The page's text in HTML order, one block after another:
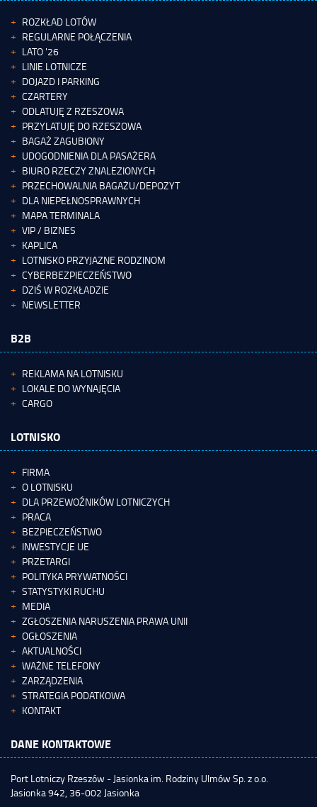
ROZKŁAD LOTÓW
REGULARNE POŁĄCZENIA
LATO '26
LINIE LOTNICZE
DOJAZD I PARKING
CZARTERY
ODLATUJĘ Z RZESZOWA
PRZYLATUJĘ DO RZESZOWA
BAGAŻ ZAGUBIONY
UDOGODNIENIA DLA PASAŻERA
BIURO RZECZY ZNALEZIONYCH
PRZECHOWALNIA BAGAŻU/DEPOZYT
DLA NIEPEŁNOSPRAWNYCH
MAPA TERMINALA
VIP / BIZNES
KAPLICA
LOTNISKO PRZYJAZNE RODZINOM
CYBERBEZPIECZEŃSTWO
DZIŚ W ROZKŁADZIE
NEWSLETTER
B2B
REKLAMA NA LOTNISKU
LOKALE DO WYNAJĘCIA
CARGO
LOTNISKO
FIRMA
O LOTNISKU
DLA PRZEWOŹNIKÓW LOTNICZYCH
PRACA
BEZPIECZEŃSTWO
INWESTYCJE UE
PRZETARGI
POLITYKA PRYWATNOŚCI
STATYSTYKI RUCHU
MEDIA
ZGŁOSZENIA NARUSZENIA PRAWA UNII
OGŁOSZENIA
AKTUALNOŚCI
WAŻNE TELEFONY
ZARZĄDZENIA
STRATEGIA PODATKOWA
KONTAKT
DANE KONTAKTOWE
Port Lotniczy Rzeszów - Jasionka im. Rodziny Ulmów Sp. z o.o.
Jasionka 942, 36-002 Jasionka